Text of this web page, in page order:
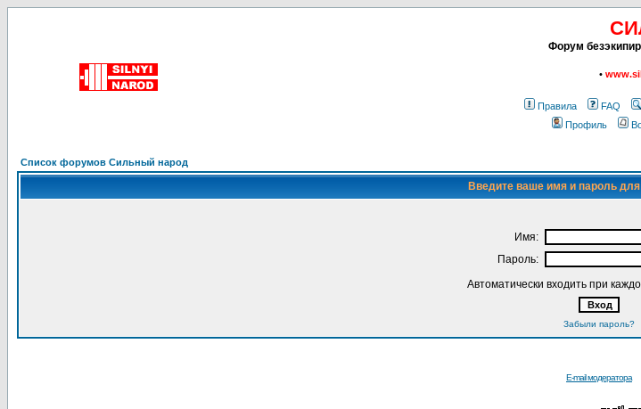
Форум
•
Правила FAQ
Профиль
Список форумов Сильный народ
Введите ваше имя и пароль
Имя:
Пароль:
Автоматически входить при
Забыли пароль?
E-mail модератора